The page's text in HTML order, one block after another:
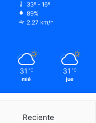
33º - 16º
89%
2.27 km/h
31 ℃
mié
31 ℃
jue
Reciente